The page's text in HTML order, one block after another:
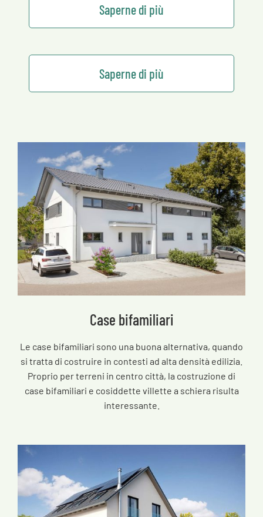
Saperne di più
Saperne di più
Case bifamiliari
Le case bifamiliari sono una buona alternativa, quando
si tratta di costruire in contesti ad alta densità edilizia.
Proprio per terreni in centro città, la costruzione di
case bifamiliari e cosiddette villette a schiera risulta
interessante.